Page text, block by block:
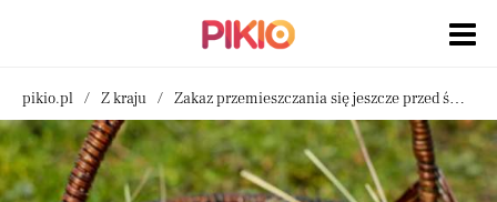
pikio.pl Z kraju Zakaz przemieszczania się jeszcze przed świętami? Niepokojące słowa prof. Horbana w TVN24